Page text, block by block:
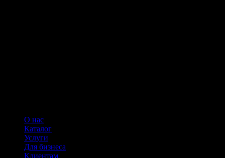
О нас
Каталог
Услуги
Для бизнеса
Клиентам